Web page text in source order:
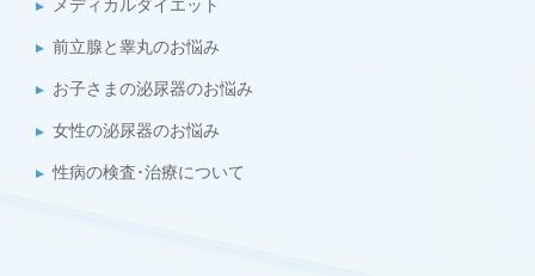
メディカルダイエット
前立腺と睾丸のお悩み
お子さまの泌尿器のお悩み
女性の泌尿器のお悩み
性病の検査･治療について